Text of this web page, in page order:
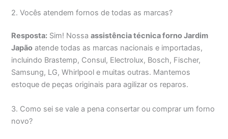
2. Vocês atendem fornos de todas as marcas?
Resposta: Sim! Nossaassistência técnica forno Jardim
Japão atende todas as marcas nacionais e importadas,
incluindo Brastemp, Consul, Electrolux, Bosch, Fischer,
Samsung, LG, Whirlpool e muitas outras. Mantemos
estoque de peças originais para agilizar os reparos.
3. Como sei se vale a pena consertar ou comprar um forno
novo?